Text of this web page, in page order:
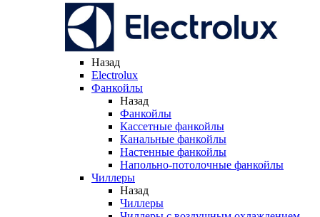
Назад
Electrolux
Фанкойлы
Назад
Фанкойлы
Кассетные фанкойлы
Канальные фанкойлы
Настенные фанкойлы
Напольно-потолочные фанкойлы
Чиллеры
Назад
Чиллеры